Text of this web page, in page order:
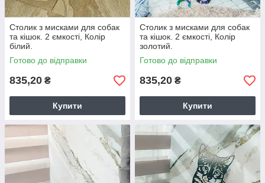
Столик з мисками для собак
та кішок. 2 ємкості, Колір
білий.
Готово до відправки
835,20 ₴
Купити
Столик з мисками для собак
та кішок. 2 ємкості, Колір
золотий.
Готово до відправки
835,20 ₴
Купити